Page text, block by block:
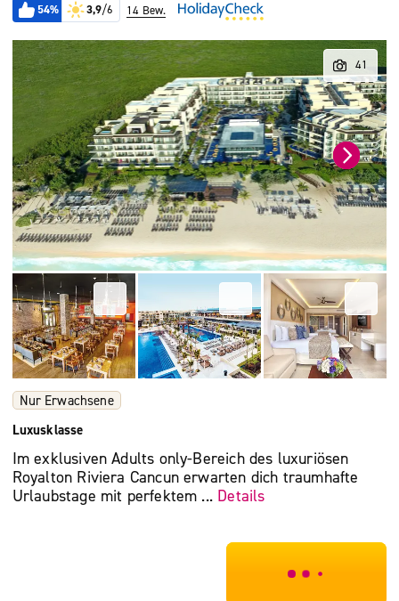
54% 3,9/6 14 Bew.
Nur Erwachsene
Luxusklasse
Im exklusiven Adults only-Bereich des luxuriösen
Royalton Riviera Cancun erwarten dich traumhafte
Urlaubstage mit perfektem ... Details
***************